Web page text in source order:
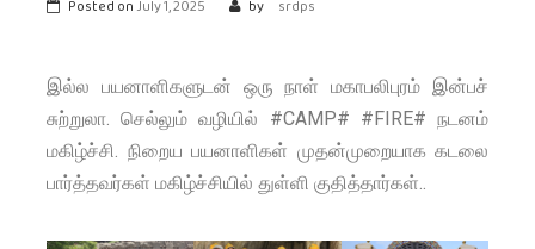
Posted on July 1, 2025 by srdps
இல்ல பயனாளிகளுடன் ஒரு நாள் மகாபலிபுரம் இன்பச்
சுற்றுலா. செல்லும் வழியில் #CAMP# #FIRE# நடனம்
மகிழ்ச்சி. நிறைய பயனாளிகள் முதன்முறையாக கடலை
பார்த்தவர்கள் மகிழ்ச்சியில் துள்ளி குதித்தார்கள்..